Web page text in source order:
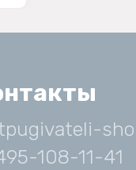
108-11-41